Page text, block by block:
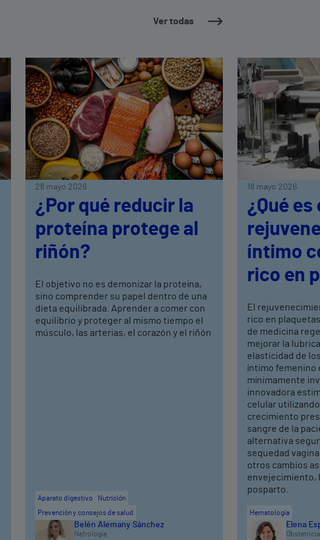
Ver todas
28 mayo 2026
¿Por qué reducir la
proteína protege al
riñón?
El objetivo no es demonizar la proteína,
sino comprender su papel dentro de una
dieta equilibrada. Aprender a comer con
equilibrio y proteger al mismo tiempo el
músculo, las arterias, el corazón y el riñón
Aparato digestivo
Nutrición
Prevención y consejos de salud
Belén Alemany Sánchez
Nefrología
18 mayo 2026
¿Qué es
íntimo
rico en
El
rico en
de medicina
mejorar la
elasticidad de
íntimo femenino
mínimamente
innovadora
celular
crecimiento
sangre de la
alternativa
sequedad
otros cambios
envejecimiento,
posparto.
Hematología
Elena